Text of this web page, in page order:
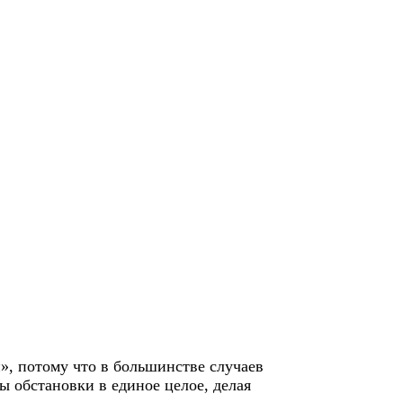
потому что в большинстве случаев
обстановки в единое целое, делая